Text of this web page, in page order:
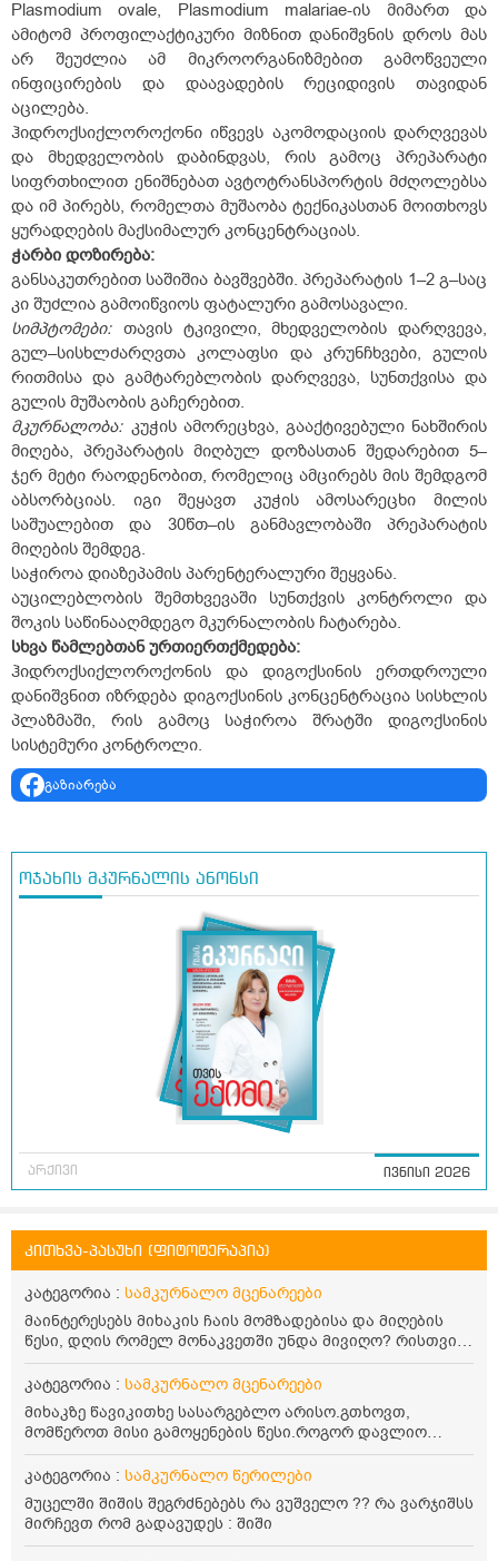
Plasmodium ovale, Plasmodium malariae-ის მიმართ და
ამიტომ პროფილაქტიკური მიზნით დანიშვნის დროს მას
არ შეუძლია ამ მიკროორგანიზმებით გამოწვეული
ინფიცირების და დაავადების რეციდივის თავიდან
აცილება.
ჰიდროქსიქლოროქონი იწვევს აკომოდაციის დარღვევას
და მხედველობის დაბინდვას, რის გამოც პრეპარატი
სიფრთხილით ენიშნებათ ავტოტრანსპორტის მძღოლებსა
და იმ პირებს, რომელთა მუშაობა ტექნიკასთან მოითხოვს
ყურადღების მაქსიმალურ კონცენტრაციას.
ჭარბი დოზირება:
განსაკუთრებით საშიშია ბავშვებში. პრეპარატის 1–2 გ–საც
კი შუძლია გამოიწვიოს ფატალური გამოსავალი.
სიმპტომები: თავის ტკივილი, მხედველობის დარღვევა,
გულ–სისხლძარღვთა კოლაფსი და კრუნჩხვები, გულის
რითმისა და გამტარებლობის დარღვევა, სუნთქვისა და
გულის მუშაობის გაჩერებით.
მკურნალობა: კუჭის ამორეცხვა, გააქტივებული ნახშირის
მიღება, პრეპარატის მიღბულ დოზასთან შედარებით 5–
ჯერ მეტი რაოდენობით, რომელიც ამცირებს მის შემდგომ
აბსორბციას. იგი შეყავთ კუჭის ამოსარეცხი მილის
საშუალებით და 30წთ–ის განმავლობაში პრეპარატის
მიღების შემდეგ.
საჭიროა დიაზეპამის პარენტერალური შეყვანა.
აუცილებლობის შემთხვევაში სუნთქვის კონტროლი და
შოკის საწინააღმდეგო მკურნალობის ჩატარება.
სხვა წამლებთან ურთიერთქმედება:
ჰიდროქსიქლოროქონის და დიგოქსინის ერთდროული
დანიშვნით იზრდება დიგოქსინის კონცენტრაცია სისხლის
პლაზმაში, რის გამოც საჭიროა შრატში დიგოქსინის
სისტემური კონტროლი.
გაზიარება
ოჯახის მკურნალის ანონსი
არქივი ივნისი 2026
კითხვა-პასუხი (ფიტოტერაპია)
კატეგორია : სამკურნალო მცენარეები
მაინტერესებს მიხაკის ჩაის მომზადებისა და მიღების
წესი, დღის რომელ მონაკვეთში უნდა მივიღო? რისთვის
არის სასარგებლო და უკუჩვენება თუ აქვს
კატეგორია : სამკურნალო მცენარეები
მიხაკზე წავიკითხე სასარგებლო არისო.გთხოვთ,
მომწეროთ მისი გამოყენების წესი.როგორ დავლიო
მიხაკის ჩაი. ასევე მაინტერესებს ლეიკოციტები მაქვს
ოდნავ დაბალი და წავიკითხე ლეიკოციტების დონეს
მაღლა წევსო და ასეა?
კატეგორია : სამკურნალო წერილები
მუცელში შიშის შეგრძნებებს რა ვუშველო ?? რა ვარჯიშსს
მირჩევთ რომ გადავუდეს : შიში